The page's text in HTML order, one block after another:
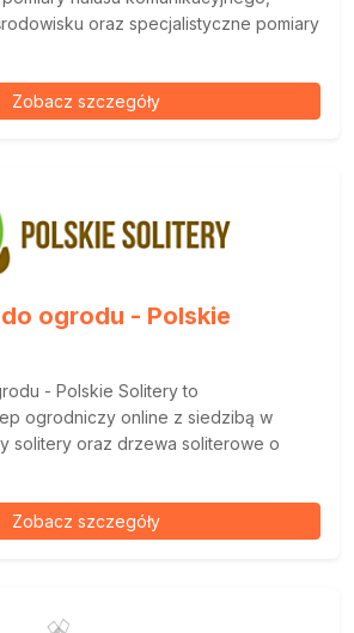
oraz specjalistyczne pomiary
Zobacz szczegóły
ogrodu - Polskie
- Polskie Solitery to
ogrodniczy online z siedzibą w
solitery oraz drzewa soliterowe o
Zobacz szczegóły